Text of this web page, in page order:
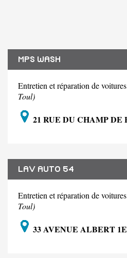
MPS WASH
Entretien et réparation de
Toul)
21 RUE DU CHAMP DE
LAV AUTO 54
Entretien et réparation de
Toul)
33 AVENUE ALBERT